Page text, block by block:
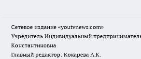
Сетевое издание «youtvnews.com»
Учредитель Индивидуальный
Константиновна
Главный редактор: Кокарева А.К.